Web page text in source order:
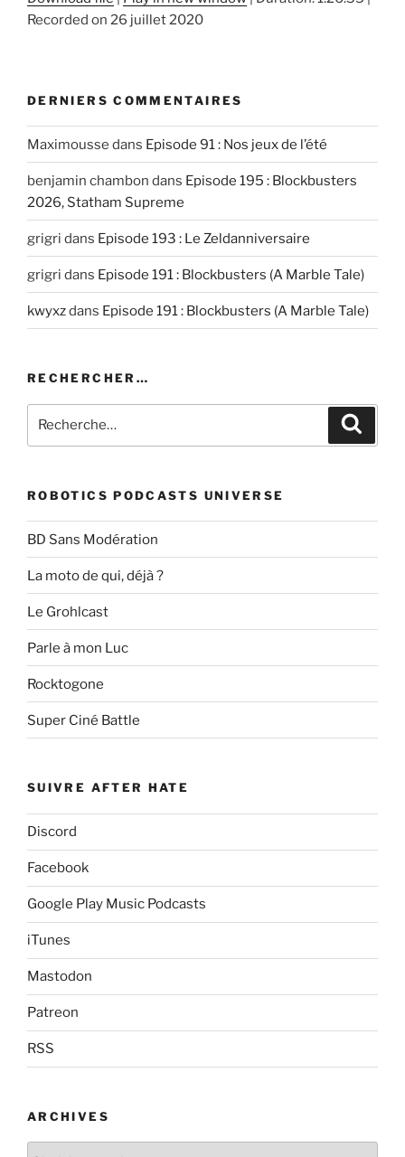
SHARE
EMBED
Recorded on 26 juillet 2020
DERNIERS COMMENTAIRES
Maximousse dans Episode 91 : Nos jeux de l’été
benjamin chambon dans Episode 195 : Blockbusters
2026, Statham Supreme
grigri dans Episode 193 : Le Zeldanniversaire
grigri dans Episode 191 : Blockbusters (A Marble Tale)
kwyxzdans Episode 191 : Blockbusters (A Marble Tale)
RECHERCHER…
pour
ROBOTICS PODCASTS UNIVERSE
BD Sans Modération
La moto de qui, déjà ?
Le Grohlcast
Parle à mon Luc
Rocktogone
Super Ciné Battle
SUIVRE AFTER HATE
Discord
Facebook
Google Play Music Podcasts
iTunes
Mastodon
Patreon
RSS
ARCHIVES